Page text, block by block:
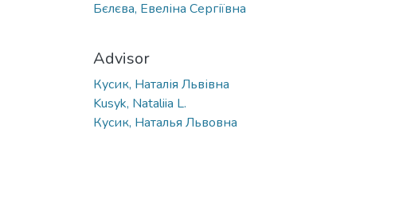
Бєлєва, Евеліна Сергіївна
Advisor
Кусик, Наталія Львівна
Kusyk, Nataliia L.
Кусик, Наталья Львовна